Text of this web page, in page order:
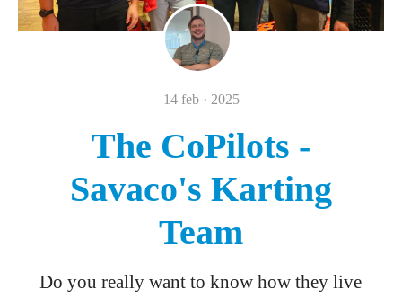
14 feb · 2025
The CoPilots -
Savaco's Karting
Team
Do you really want to know how they live